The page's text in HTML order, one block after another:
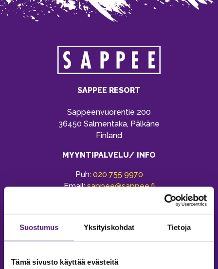
Suostumus Yksityiskohdat Tietoja
Tämä sivusto käyttää evästeitä
SAPPEE RESORT
Sappeenvuorentie 200
36450 Salmentaka, Pälkäne
Finland
MYYNTIPALVELU/ INFO
Puh: 020 755 9970
Email:sappee@sappee.fi